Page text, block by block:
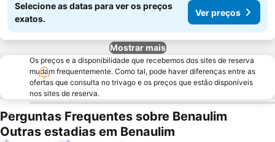
Selecione as datas para ver os preços
exatos.
Ver preços
Mostrar mais
Os preços e a disponibilidade que recebemos dos sites de reserva
mudam frequentemente. Como tal, pode haver diferenças entre as
ofertas que consulta no trivago e os preços que estão disponíveis
nos sites de reserva.
Perguntas Frequentes sobre Benaulim
Outras estadias em Benaulim